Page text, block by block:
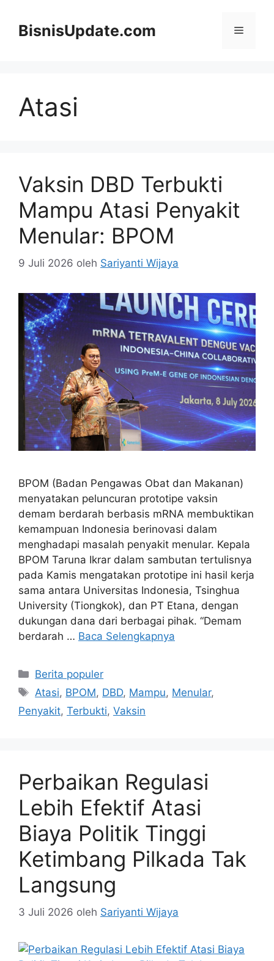
BisnisUpdate.com Menu
Atasi
Vaksin DBD Terbukti
Mampu Atasi Penyakit
Menular: BPOM
9 Juli 2026 oleh Sariyanti Wijaya
BPOM (Badan Pengawas Obat dan Makanan)
menyatakan peluncuran prototipe vaksin
demam berdarah berbasis mRNA membuktikan
kemampuan Indonesia berinovasi dalam
menghadapi masalah penyakit menular. Kepala
BPOM Taruna Ikrar dalam sambutan tertulisnya
pada Kamis mengatakan prototipe ini hasil kerja
sama antara Universitas Indonesia, Tsinghua
University (Tiongkok), dan PT Etana, dengan
dukungan dana dari berbagai pihak. “Demam
berdarah … Baca Selengkapnya
Kategori
Berita populer
Tag
Atasi, BPOM, DBD, Mampu, Menular,
Penyakit, Terbukti, Vaksin
Perbaikan Regulasi
Lebih Efektif Atasi
Biaya Politik Tinggi
Ketimbang Pilkada Tak
Langsung
3 Juli 2026 oleh Sariyanti Wijaya